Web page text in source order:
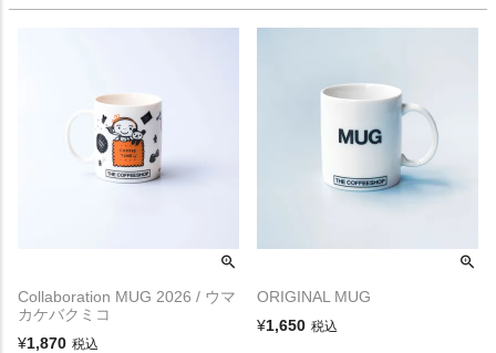
Collaboration MUG 2026 / ウマ
カケバクミコ
¥1,870 税込
ORIGINAL MUG
¥1,650 税込